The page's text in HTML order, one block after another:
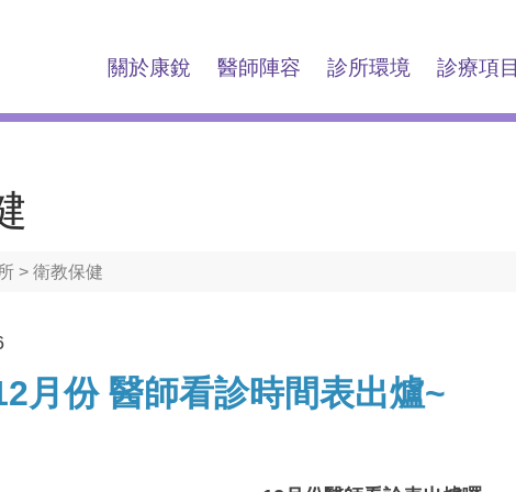
關於康銳 醫師陣容 診所環境 診療項目
> 衛教保健
月份 醫師看診時間表出爐~